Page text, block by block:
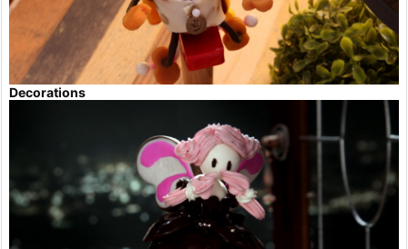
Decorations